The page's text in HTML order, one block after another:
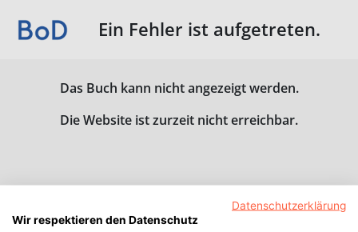
Ein Fehler ist aufgetreten.
Das Buch kann nicht angezeigt werden.
Die Website ist zurzeit nicht erreichbar.
Datenschutzerklärung
Wir respektieren den Datenschutz